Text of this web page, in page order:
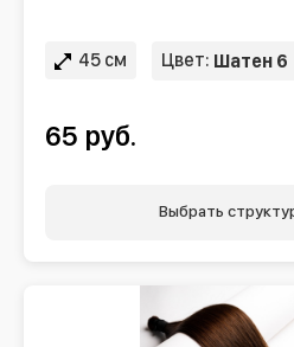
45 см Цвет: Шатен 6
65 руб.
Выбрать